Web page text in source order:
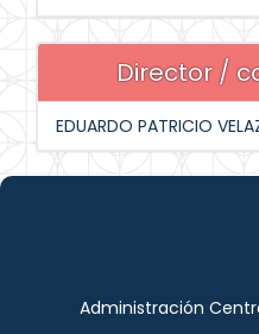
Director /
EDUARDO PATRICIO
Administración